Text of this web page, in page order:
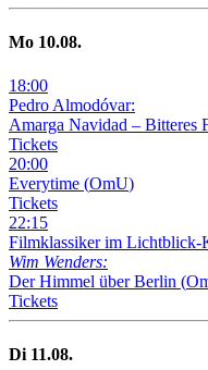
Mo 10.08.
18:00
Pedro Almodóvar:
Amarga Navidad – Bitteres
Tickets
20:00
Everytime (OmU)
Tickets
22:15
Filmklassiker im Lichtblick-
Wim Wenders:
Der Himmel über Berlin (
Tickets
Di 11.08.